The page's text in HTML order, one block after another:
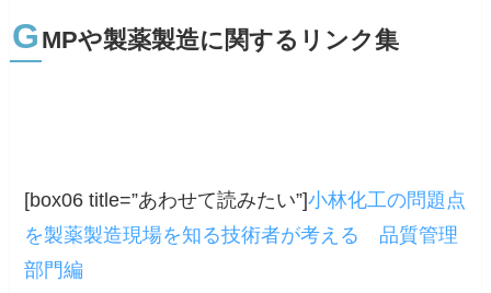
G MPや製薬製造に関するリンク集
[box06 title=”あわせて読みたい”]小林化工の問題点
を製薬製造現場を知る技術者が考える 品質管理
部門編